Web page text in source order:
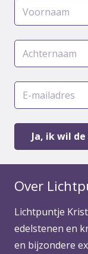
Over
Lichtpuntje
edelstenen en
en bijzondere